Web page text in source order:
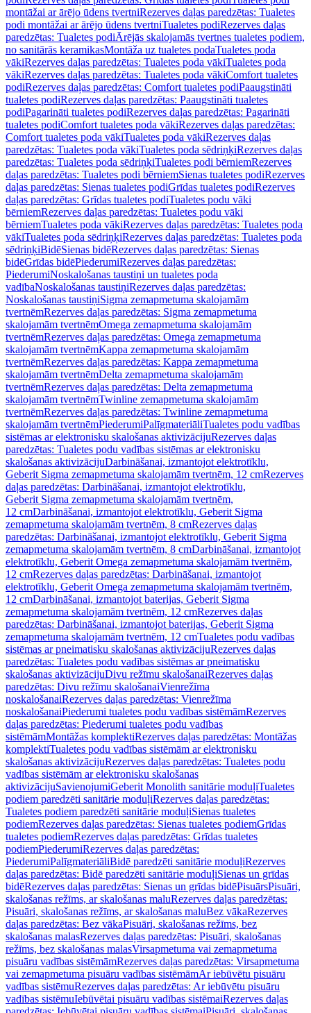
montāžai ar ārējo ūdens tvertniRezerves daļas paredzētas: Tualetes
podi montāžai ar ārējo ūdens tvertniTualetes podiRezerves daļas
paredzētas: Tualetes podiĀrējās skalojamās tvertnes tualetes podiem,
no sanitārās keramikasMontāža uz tualetes podaTualetes poda
vākiRezerves daļas paredzētas: Tualetes poda vākiTualetes poda
vākiRezerves daļas paredzētas: Tualetes poda vākiComfort tualetes
podiRezerves daļas paredzētas: Comfort tualetes podiPaaugstināti
tualetes podiRezerves daļas paredzētas: Paaugstināti tualetes
podiPagarināti tualetes podiRezerves daļas paredzētas: Pagarināti
tualetes podiComfort tualetes poda vākiRezerves daļas paredzētas:
Comfort tualetes poda vākiTualetes poda vākiRezerves daļas
paredzētas: Tualetes poda vākiTualetes poda sēdriņķiRezerves daļas
paredzētas: Tualetes poda sēdriņķiTualetes podi bērniemRezerves
daļas paredzētas: Tualetes podi bērniemSienas tualetes podiRezerves
daļas paredzētas: Sienas tualetes podiGrīdas tualetes podiRezerves
daļas paredzētas: Grīdas tualetes podiTualetes podu vāki
bērniemRezerves daļas paredzētas: Tualetes podu vāki
bērniemTualetes poda vākiRezerves daļas paredzētas: Tualetes poda
vākiTualetes poda sēdriņķiRezerves daļas paredzētas: Tualetes poda
sēdriņķiBidēSienas bidēRezerves daļas paredzētas: Sienas
bidēGrīdas bidēPiederumiRezerves daļas paredzētas:
PiederumiNoskalošanas taustiņi un tualetes poda
vadībaNoskalošanas taustiņiRezerves daļas paredzētas:
Noskalošanas taustiņiSigma zemapmetuma skalojamām
tvertnēmRezerves daļas paredzētas: Sigma zemapmetuma
skalojamām tvertnēmOmega zemapmetuma skalojamām
tvertnēmRezerves daļas paredzētas: Omega zemapmetuma
skalojamām tvertnēmKappa zemapmetuma skalojamām
tvertnēmRezerves daļas paredzētas: Kappa zemapmetuma
skalojamām tvertnēmDelta zemapmetuma skalojamām
tvertnēmRezerves daļas paredzētas: Delta zemapmetuma
skalojamām tvertnēmTwinline zemapmetuma skalojamām
tvertnēmRezerves daļas paredzētas: Twinline zemapmetuma
skalojamām tvertnēmPiederumiPalīgmateriāliTualetes podu vadības
sistēmas ar elektronisku skalošanas aktivizācijuRezerves daļas
paredzētas: Tualetes podu vadības sistēmas ar elektronisku
skalošanas aktivizācijuDarbināšanai, izmantojot elektrotīklu,
Geberit Sigma zemapmetuma skalojamām tvertnēm, 12 cmRezerves
daļas paredzētas: Darbināšanai, izmantojot elektrotīklu,
Geberit Sigma zemapmetuma skalojamām tvertnēm,
12 cmDarbināšanai, izmantojot elektrotīklu, Geberit Sigma
zemapmetuma skalojamām tvertnēm, 8 cmRezerves daļas
paredzētas: Darbināšanai, izmantojot elektrotīklu, Geberit Sigma
zemapmetuma skalojamām tvertnēm, 8 cmDarbināšanai, izmantojot
elektrotīklu, Geberit Omega zemapmetuma skalojamām tvertnēm,
12 cmRezerves daļas paredzētas: Darbināšanai, izmantojot
elektrotīklu, Geberit Omega zemapmetuma skalojamām tvertnēm,
12 cmDarbināšanai, izmantojot baterijas, Geberit Sigma
zemapmetuma skalojamām tvertnēm, 12 cmRezerves daļas
paredzētas: Darbināšanai, izmantojot baterijas, Geberit Sigma
zemapmetuma skalojamām tvertnēm, 12 cmTualetes podu vadības
sistēmas ar pneimatisku skalošanas aktivizācijuRezerves daļas
paredzētas: Tualetes podu vadības sistēmas ar pneimatisku
skalošanas aktivizācijuDivu režīmu skalošanaiRezerves daļas
paredzētas: Divu režīmu skalošanaiVienrežīma
noskalošanaiRezerves daļas paredzētas: Vienrežīma
noskalošanaiPiederumi tualetes podu vadības sistēmāmRezerves
daļas paredzētas: Piederumi tualetes podu vadības
sistēmāmMontāžas komplektiRezerves daļas paredzētas: Montāžas
komplektiTualetes podu vadības sistēmām ar elektronisku
skalošanas aktivizācijuRezerves daļas paredzētas: Tualetes podu
vadības sistēmām ar elektronisku skalošanas
aktivizācijuSavienojumiGeberit Monolith sanitārie moduļiTualetes
podiem paredzēti sanitārie moduļiRezerves daļas paredzētas:
Tualetes podiem paredzēti sanitārie moduļiSienas tualetes
podiemRezerves daļas paredzētas: Sienas tualetes podiemGrīdas
tualetes podiemRezerves daļas paredzētas: Grīdas tualetes
podiemPiederumiRezerves daļas paredzētas:
PiederumiPalīgmateriāliBidē paredzēti sanitārie moduļiRezerves
daļas paredzētas: Bidē paredzēti sanitārie moduļiSienas un grīdas
bidēRezerves daļas paredzētas: Sienas un grīdas bidēPisuārsPisuāri,
skalošanas režīms, ar skalošanas maluRezerves daļas paredzētas:
Pisuāri, skalošanas režīms, ar skalošanas maluBez vākaRezerves
daļas paredzētas: Bez vākaPisuāri, skalošanas režīms, bez
skalošanas malasRezerves daļas paredzētas: Pisuāri, skalošanas
režīms, bez skalošanas malasVirsapmetuma vai zemapmetuma
pisuāru vadības sistēmāmRezerves daļas paredzētas: Virsapmetuma
vai zemapmetuma pisuāru vadības sistēmāmAr iebūvētu pisuāru
vadības sistēmuRezerves daļas paredzētas: Ar iebūvētu pisuāru
vadības sistēmuIebūvētai pisuāru vadības sistēmaiRezerves daļas